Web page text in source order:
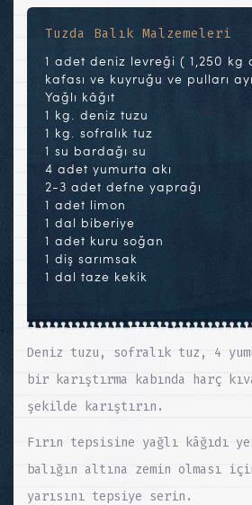
Tuzda Balık Malzemeleri
1 adet deniz levreği ( 1,250 kg
kafası ve kuyruğu ve pulları
Yağlı kâğıt
1 kg. deniz tuzu
1 kg. sofralık tuz
1 su bardağı su
4 adet yumurta akı
2-3 adet defne yaprağı
1 adet limon
1 dal biberiye
1 adet kuru soğan
1 diş sarımsak
1 dal taze kekik
Deniz tuzu, sofralık tuz, 4
bir karıştırma kabında harç
şekilde karıştırın.
Fırın tepsisine yağlı kâğıdı
balığın altına zemin olması
yarısını tepsiye serin.